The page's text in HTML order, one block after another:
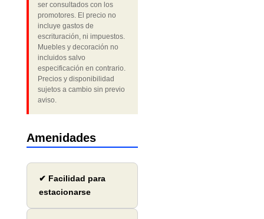
ser consultados con los
promotores. El precio no
incluye gastos de
escrituración, ni impuestos.
Muebles y decoración no
incluidos salvo
especificación en contrario.
Precios y disponibilidad
sujetos a cambio sin previo
aviso.
Amenidades
✔ Facilidad para
estacionarse